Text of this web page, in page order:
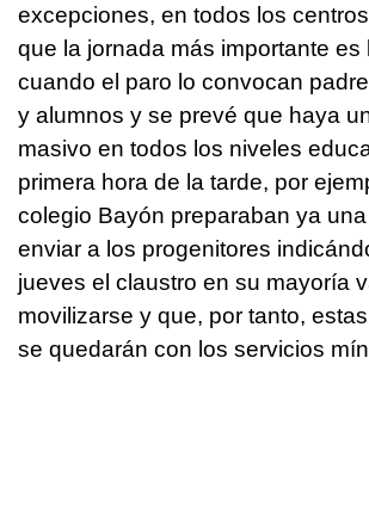
excepciones, en todos los
que la jornada más importante es
cuando el paro lo convocan
y alumnos y se prevé que haya
masivo en todos los niveles
primera hora de la tarde, por
colegio Bayón preparaban ya
enviar a los progenitores
jueves el claustro en su mayoría
movilizarse y que, por tanto,
se quedarán con los servicios